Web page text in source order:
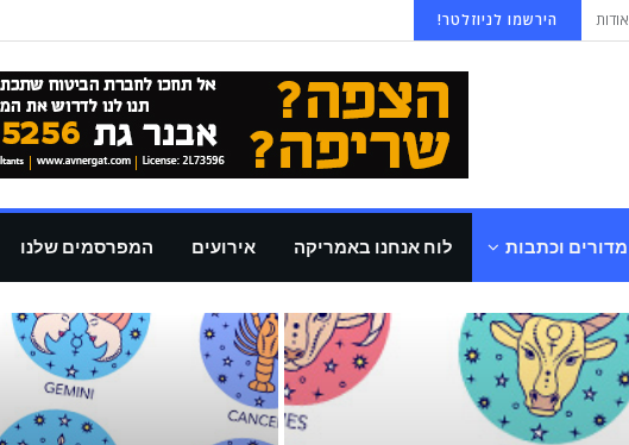
אודות הירשמו לניוזלטר!
מדורים וכתבות לוח אנחנו באמריקה אירועים המפרסמים שלנו